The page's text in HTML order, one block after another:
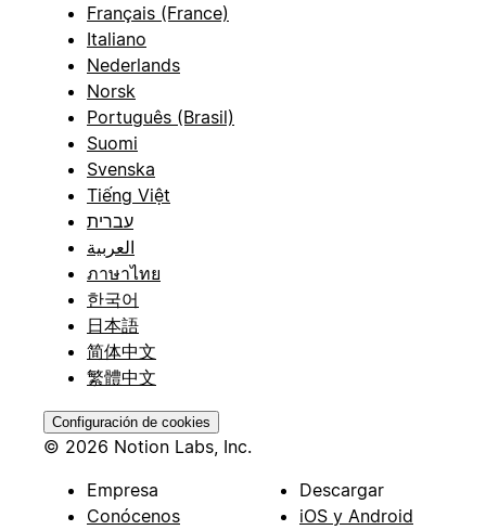
Français (France)
Italiano
Nederlands
Norsk
Português (Brasil)
Suomi
Svenska
Tiếng Việt
עברית
العربية
ภาษาไทย
한국어
日本語
简体中文
繁體中文
Configuración de cookies
© 2026 Notion Labs, Inc.
Empresa
Conócenos
Descargar
iOS y Android